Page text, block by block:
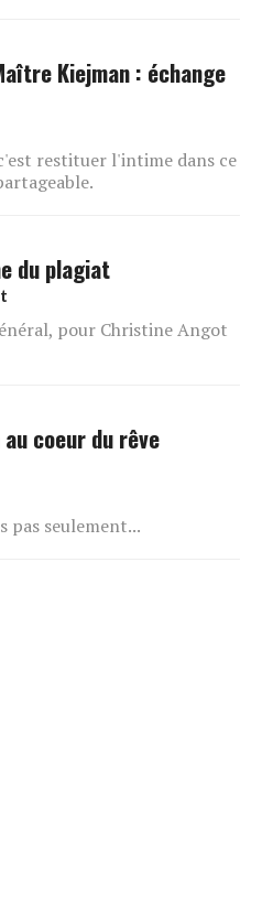
Kiejman : échange
restituer l'intime dans ce
du plagiat
pour Christine Angot
coeur du rêve
pas seulement...